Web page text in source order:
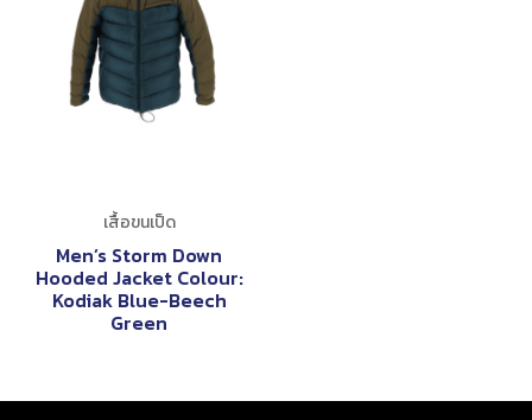
เสื้อขนเป็ด
Men’s Storm Down
Hooded Jacket Colour:
Kodiak Blue-Beech
Green